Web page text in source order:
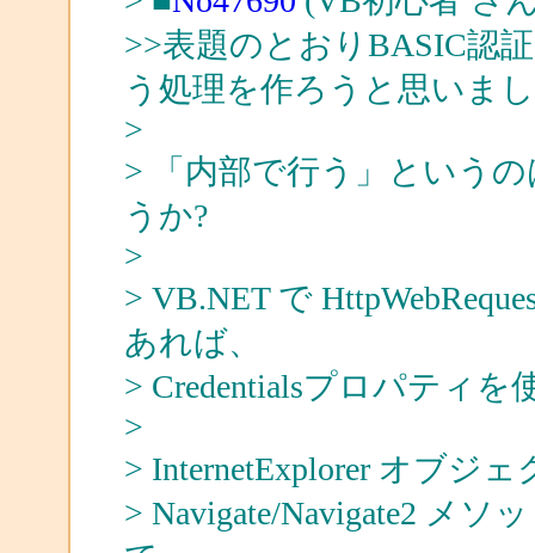
>>表題のとおりBASIC認
う処理を作ろうと思いま
>
> 「内部で行う」という
うか?
>
> VB.NET で
あれば、
> Credentialsプロパティを
>
> InternetExplorer オブジ
> Navigate/Navigate2 メソ